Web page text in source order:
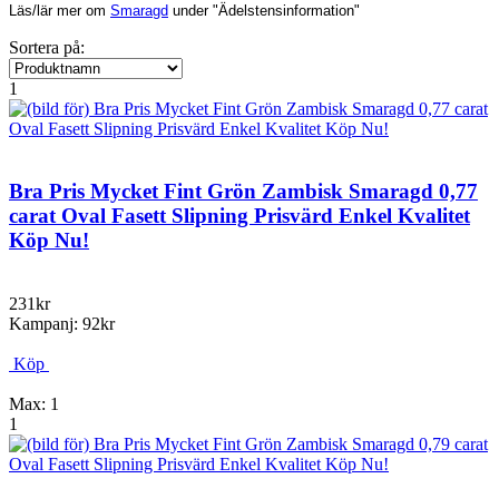
Läs/lär mer om Smaragd under "Ädelstensinformation"
Sortera på:
1
Bra Pris Mycket Fint Grön Zambisk Smaragd 0,77
carat Oval Fasett Slipning Prisvärd Enkel Kvalitet
Köp Nu!
231kr
Kampanj: 92kr
Köp
Max: 1
1